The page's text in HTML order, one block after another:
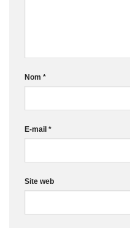
Nom *
E-mail *
Site web